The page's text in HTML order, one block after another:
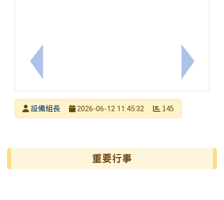
上一筆：「2026高雄數位化科學競賽」 下一筆：
發布者設備組長
2026-06-12 11:45:32 145
左邊區域內容 重要行事